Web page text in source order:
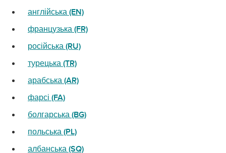
англійська (EN)
французька (FR)
російська (RU)
турецька (TR)
арабська (AR)
фарсі (FA)
болгарська (BG)
польська (PL)
албанська (SQ)